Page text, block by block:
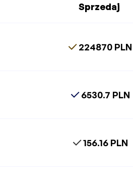
Sprzedaj
224870 PLN
6530.7 PLN
156.16 PLN